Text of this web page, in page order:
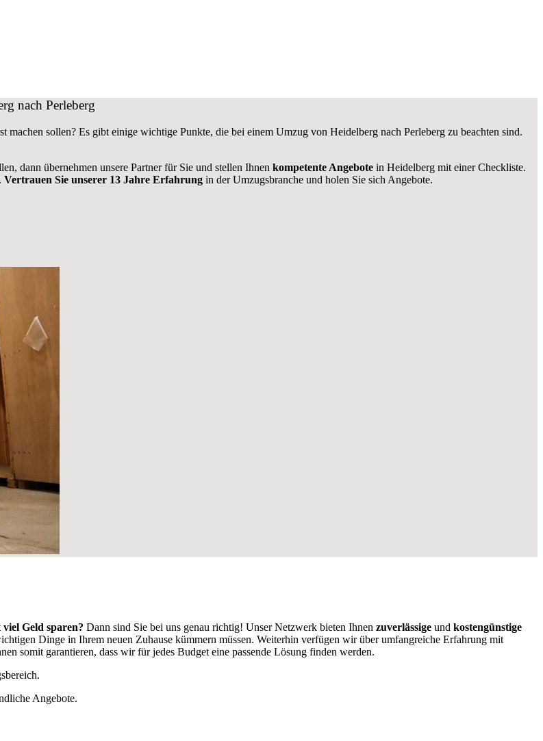
nach Perleberg
sollen? Es gibt einige wichtige Punkte, die bei einem Umzug von Heidelberg nach Perleberg zu beachten sind.
dann übernehmen unsere Partner für Sie und stellen Ihnen kompetente Angebote in Heidelberg mit einer Checkliste.
Vertrauen Sie unserer 13 Jahre Erfahrung in der Umzugsbranche und holen Sie sich Angebote.
viel Geld sparen? Dann sind Sie bei uns genau richtig! Unser Netzwerk bieten Ihnen zuverlässige und kostengünstige
Dinge in Ihrem neuen Zuhause kümmern müssen. Weiterhin verfügen wir über umfangreiche Erfahrung mit
somit garantieren, dass wir für jedes Budget eine passende Lösung finden werden.
Angebote.